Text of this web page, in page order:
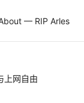
— RIP Arles
上网自由